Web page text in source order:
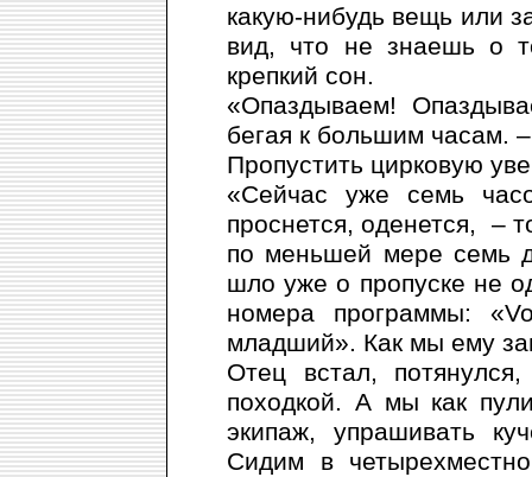
какую-нибудь вещь или
вид, что не знаешь о
крепкий сон.
«Опаздываем!
бегая к большим часам.
Пропустить цирковую
«Сейчас уже семь
проснется, оденется, –
по меньшей мере семь
шло уже о пропуске не
номера программы:
младший». Как мы ему
Отец встал,
походкой. А мы как
экипаж, упрашивать
Сидим в